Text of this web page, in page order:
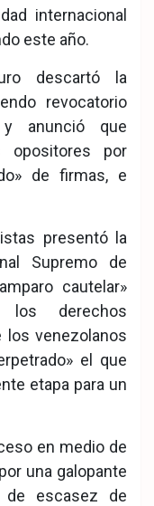
internacional
este año.
descartó la
revocatorio
anunció que
opositores por
de firmas, e
presentó la
Supremo de
cautelar»
derechos
venezolanos
el que
etapa para un
en medio de
una galopante
de escasez de